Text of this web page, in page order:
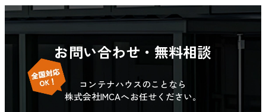
お問い合わせ・無料相談
コンテナハウスのことなら
株式会社IMCAへお任せください。